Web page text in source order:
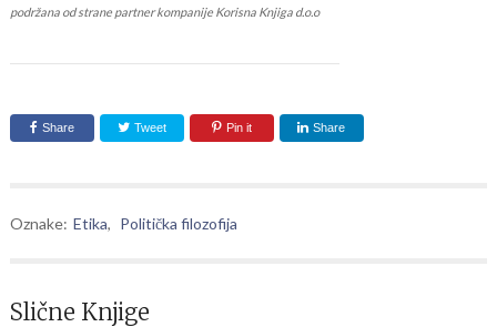
podržana od strane partner kompanije Korisna Knjiga d.o.o
Share Tweet Pin it Share
Oznake: Etika, Politička filozofija
Slične Knjige